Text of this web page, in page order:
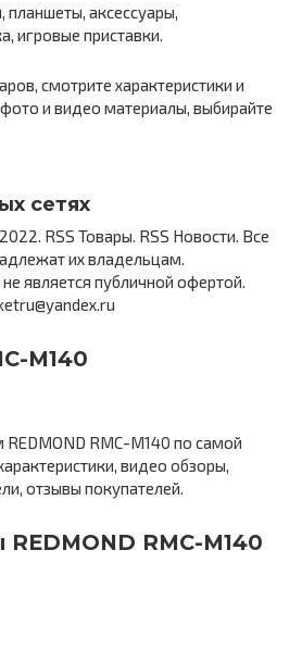
аксессуары,
игровые приставки.
смотрите характеристики и
и видео материалы, выбирайте
сетях
RSS Товары. RSS Новости. Все
их владельцам.
является публичной офертой.
M140
RMC-M140 по самой
видео обзоры,
отзывы покупателей.
RMC-M140